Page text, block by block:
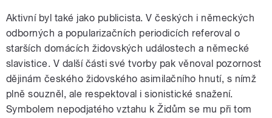
Aktivní byl také jako publicista. V českých i německých
odborných a popularizačních periodicích referoval o
starších domácích židovských událostech a německé
slavistice. V další části své tvorby pak věnoval pozornost
dějinám českého židovského asimilačního hnutí, s nímž
plně souzněl, ale respektoval i sionistické snažení.
Symbolem nepodjatého vztahu k Židům se mu při tom